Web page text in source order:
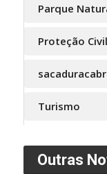
Parque
Proteção Civil
Turismo
Outras